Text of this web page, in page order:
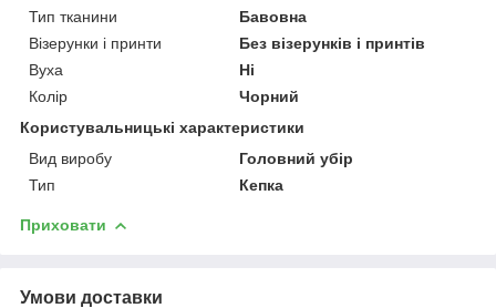
Тип тканини
Бавовна
Візерунки і принти
Без візерунків і принтів
Вуха
Ні
Колір
Чорний
Користувальницькі характеристики
Вид виробу
Головний убір
Тип
Кепка
Приховати
Умови доставки